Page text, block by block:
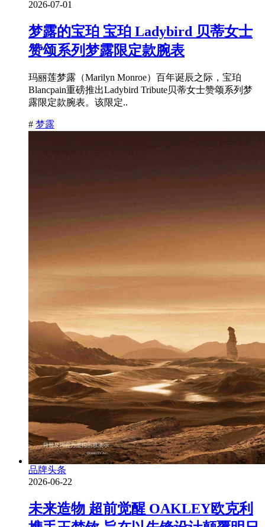
2026-07-01
梦露的宝珀 宝珀 Ladybird 贝蒂女士
赞颂系列梦露限定款腕表
玛丽莲梦露（Marilyn Monroe）百年诞辰之际，宝珀
Blancpain重磅推出Ladybird Tribute贝蒂女士赞颂系列梦
露限定款腕表。该限定..
# 梦露
品牌头条
2026-06-22
未来造物 超前觉醒 OAKLEY欧克利